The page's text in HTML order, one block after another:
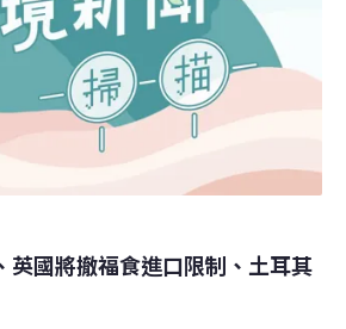
英國將撤福食進口限制、土耳其